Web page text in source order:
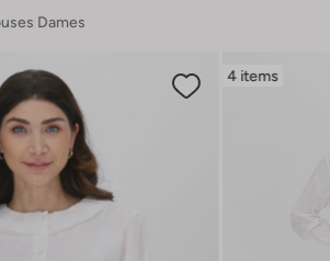
Dames
4 items